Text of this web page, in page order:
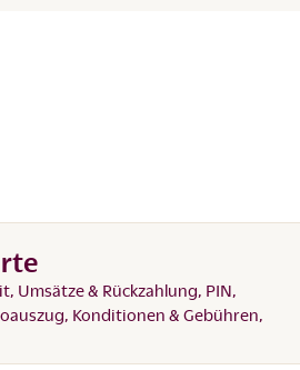
Umsätze & Rückzahlung, PIN,
Konditionen & Gebühren,